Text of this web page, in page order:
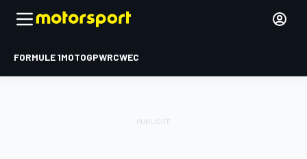
FORMULE 1MOTOGPWRCWEC